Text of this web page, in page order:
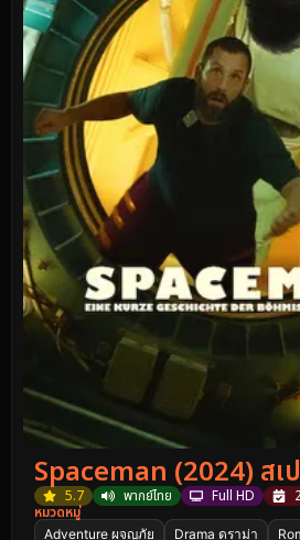
Spaceman (2024) สเ
5.7 พากย์ไทย Full HD
หมวดหมู่
Adventure ผจญภัย Drama ดราม่า